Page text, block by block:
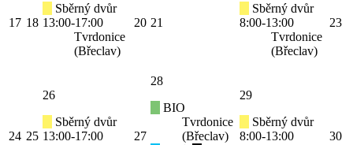
17 18
Sběrný dvůr
13:00-17:00
Tvrdonice
(Břeclav)
20 21
Sběrný dvůr
8:00-13:00
Tvrdonice
(Břeclav)
23
24 25
26
Sběrný dvůr
13:00-17:00
27
28
BIO
Tvrdonice
(Břeclav)
29
Sběrný dvůr
8:00-13:00
30